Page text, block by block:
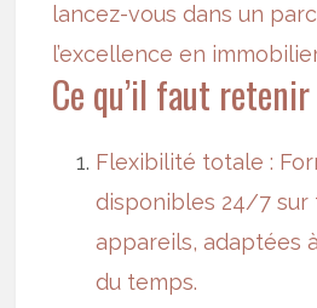
lancez-vous dans un
l’excellence en
Ce qu’il faut retenir
Flexibilité totale :
disponibles 24/7 sur
appareils, adaptées
du temps.